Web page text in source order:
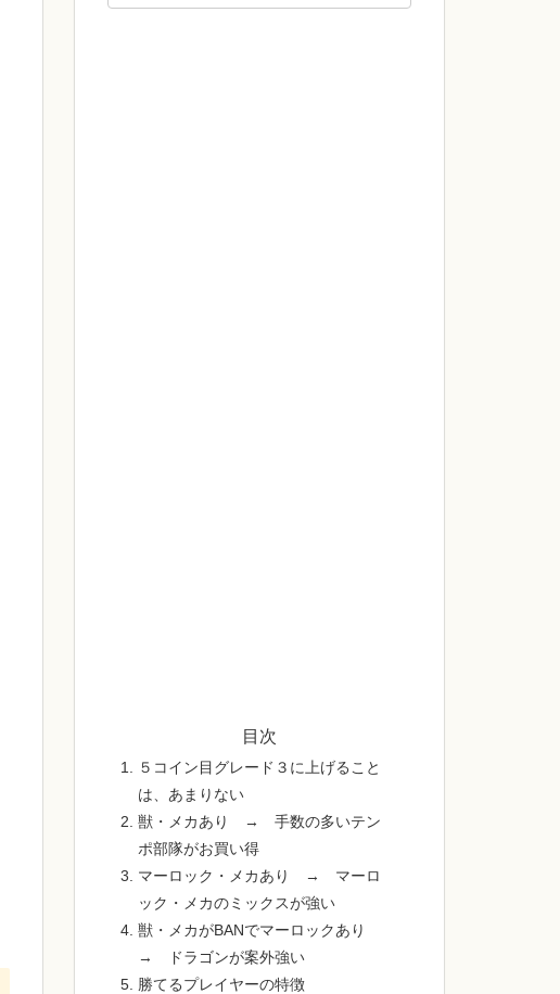
目次
５コイン目グレード３に上げること
は、あまりない
獣・メカあり → 手数の多いテン
ポ部隊がお買い得
マーロック・メカあり → マーロ
ック・メカのミックスが強い
獣・メカがBANでマーロックあり
→ ドラゴンが案外強い
勝てるプレイヤーの特徴